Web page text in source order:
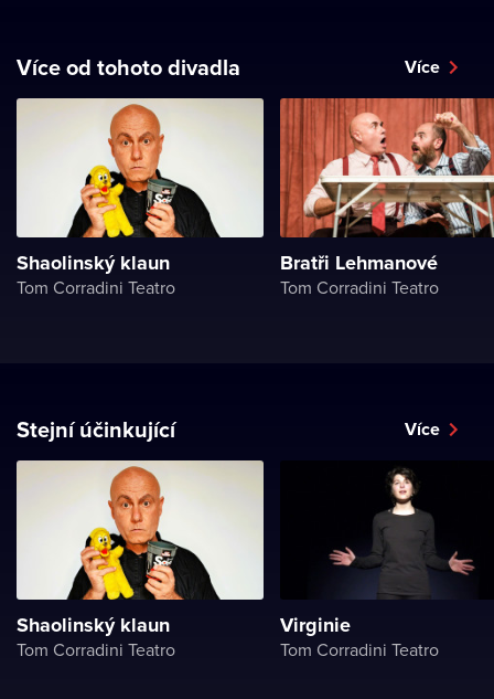
Více od tohoto divadla Více
Shaolinský klaun
Tom Corradini Teatro
Bratři Lehmanové
Tom Corradini Teatro
Stejní účinkující Více
Shaolinský klaun
Tom Corradini Teatro
Virginie
Tom Corradini Teatro